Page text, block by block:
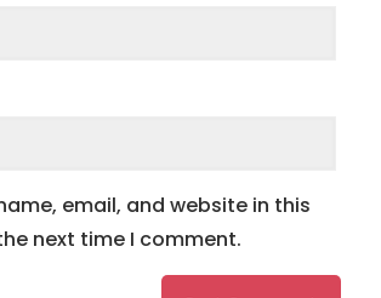
email, and website in this
next time I comment.